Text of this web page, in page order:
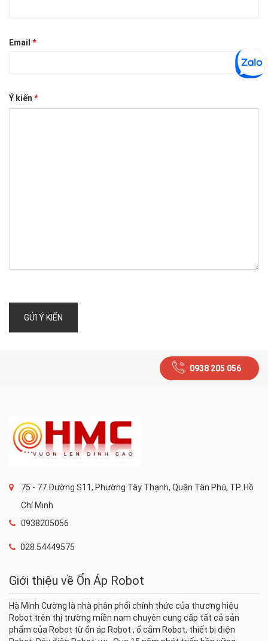
Email *
Ý kiến *
GỬI Ý KIẾN
0938 205 056
75 - 77 Đường S11, Phường Tây Thạnh, Quận Tân Phú, TP. Hồ
Chí Minh
0938205056
028.54449575
Giới thiệu về Ổn Áp Robot
Hà Minh Cường là nhà phân phối chính thức của thương hiệu
Robot trên thị trường miền nam chuyên cung cấp tất cả sản
phẩm của Robot từ ổn áp Robot , ổ cắm Robot, thiết bị điện